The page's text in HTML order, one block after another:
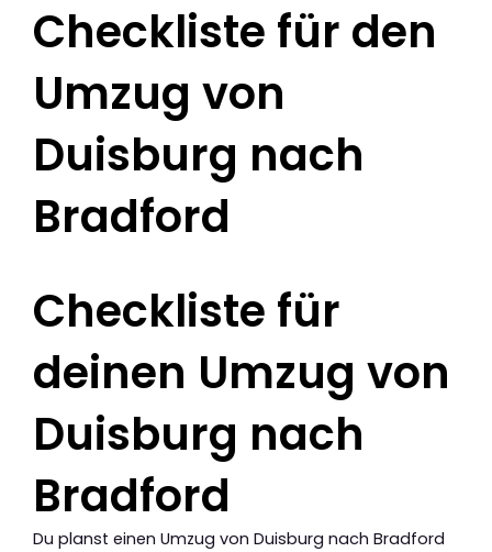
Checkliste für den
Umzug von
Duisburg nach
Bradford
Checkliste für
deinen Umzug von
Duisburg nach
Bradford
Du planst einen Umzug von Duisburg nach Bradford